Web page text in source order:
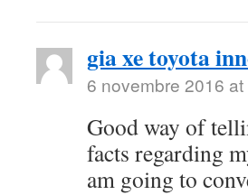
gia xe toyota
6 novembre 2016
Good way of
facts regarding
am going to